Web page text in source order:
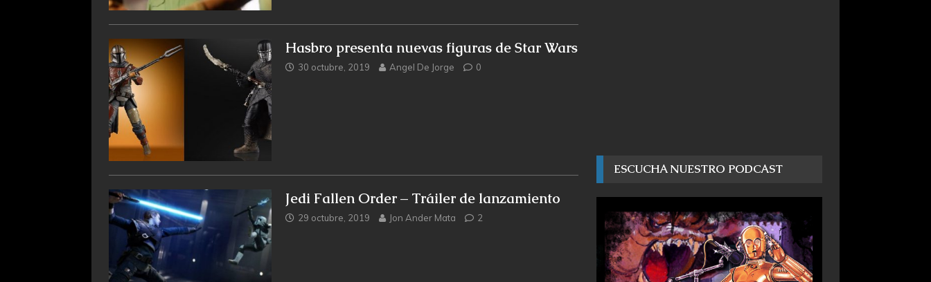
Hasbro presenta nuevas figuras de Star Wars
30 octubre, 2019 Angel De Jorge 0
Jedi Fallen Order – Tráiler de lanzamiento
29 octubre, 2019 Jon Ander Mata 2
ESCUCHA NUESTRO PODCAST